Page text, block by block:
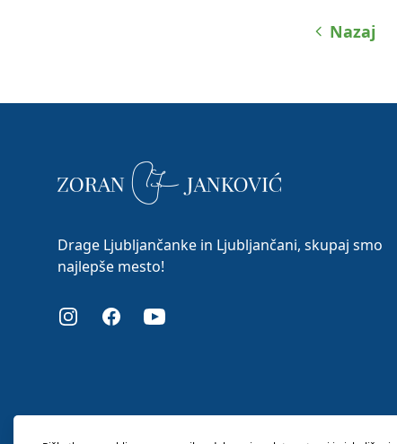
Nazaj
Drage Ljubljančanke in Ljubljančani, skupaj smo
najlepše mesto!
InstagramFacebookYoutube